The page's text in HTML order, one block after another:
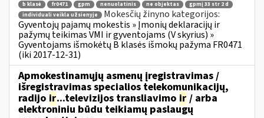
b klasė fr0471 gpm nenuolatinis ne objektas
gpmį 33 str 2 d
individuali veikla užsienyje
Mokesčių žinyno kategorijos:
Gyventojų pajamų mokestis » Įmonių deklaracijų ir
pažymų teikimas VMI ir gyventojams (V skyrius) »
Gyventojams išmokėtų B klasės išmokų pažyma FR0471
(iki 2017-12-31)
Apmokestinamųjų asmenų įregistravimas /
išregistravimas specialios telekomunikacijų,
radijo ir...televizijos transliavimo ir / arba
elektroniniu būdu teikiamų paslaugų